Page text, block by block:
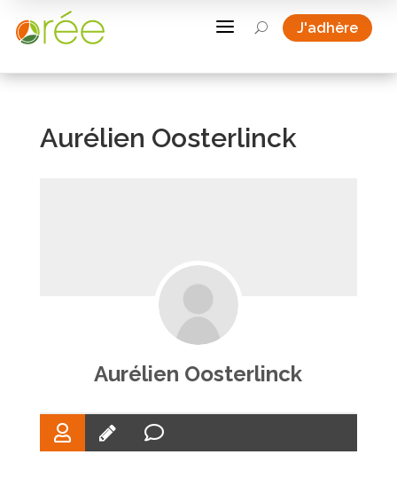
a U J'adhère
Aurélien Oosterlinck
Aurélien Oosterlinck